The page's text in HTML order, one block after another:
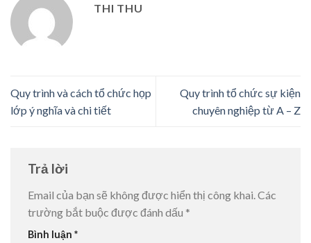
THI THU
Quy trình và cách tổ chức họp
lớp ý nghĩa và chi tiết
Quy trình tổ chức sự kiện
chuyên nghiệp từ A – Z
Trả lời
Email của bạn sẽ không được hiển thị công khai.Các
trường bắt buộc được đánh dấu *
Bình luận *